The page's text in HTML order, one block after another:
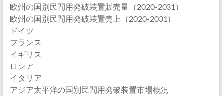
欧州の国別民間用発破装置販売量（2020-2031）
欧州の国別民間用発破装置売上（2020-2031）
ドイツ
フランス
イギリス
ロシア
イタリア
アジア太平洋の国別民間用発破装置市場概況